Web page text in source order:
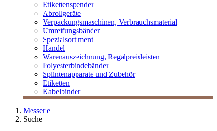
Etikettenspender
Abrollgeräte
Verpackungsmaschinen, Verbrauchsmaterial
Umreifungsbänder
Spezialsortiment
Handel
Warenauszeichnung, Regalpreisleisten
Polyesterbindebänder
Splintenapparate und Zubehör
Etiketten
Kabelbinder
Messerle
Suche